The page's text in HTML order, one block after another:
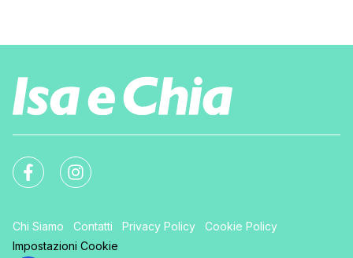
Chi Siamo Contatti Privacy Policy
Cookie Policy
Impostazioni Cookie